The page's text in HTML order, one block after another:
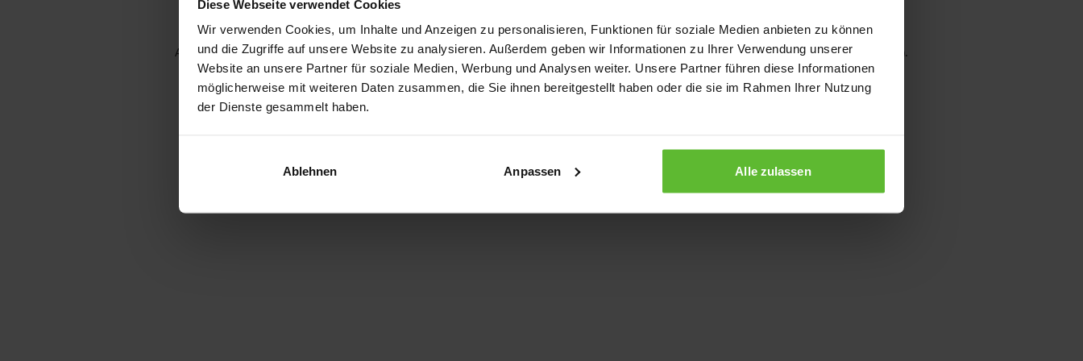
Diese Webseite verwendet Cookies
Wir verwenden Cookies, um Inhalte und Anzeigen zu personalisieren, Funktionen für soziale Medien anbieten zu können
und die Zugriffe auf unsere Website zu analysieren. Außerdem geben wir Informationen zu Ihrer Verwendung unserer
Website an unsere Partner für soziale Medien, Werbung und Analysen weiter. Unsere Partner führen diese Informationen
möglicherweise mit weiteren Daten zusammen, die Sie ihnen bereitgestellt haben oder die sie im Rahmen Ihrer Nutzung
der Dienste gesammelt haben.
Ablehnen Anpassen Alle zulassen
Application error: a client-side exception has occurred while loading www.kurzwego.de (see the browser console for more information).